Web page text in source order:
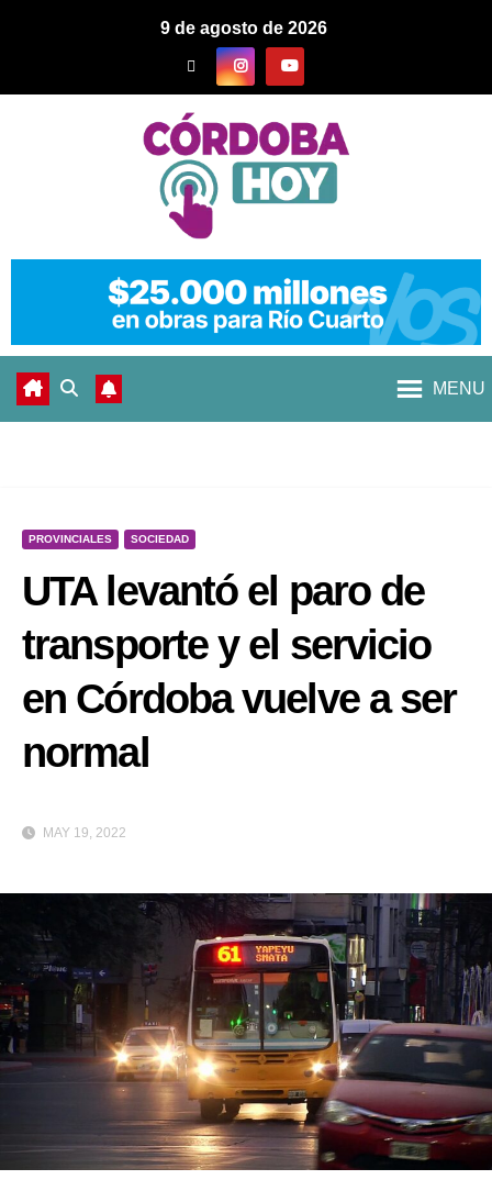
9 de agosto de 2026
MENU
PROVINCIALES SOCIEDAD
UTA levantó el paro de
transporte y el servicio
en Córdoba vuelve a ser
normal
MAY 19, 2022